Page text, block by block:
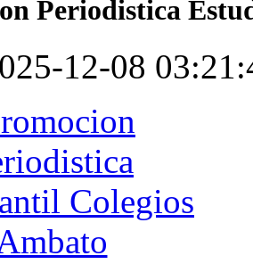
Periodistica
12-08